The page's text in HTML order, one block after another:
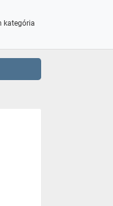
kategória